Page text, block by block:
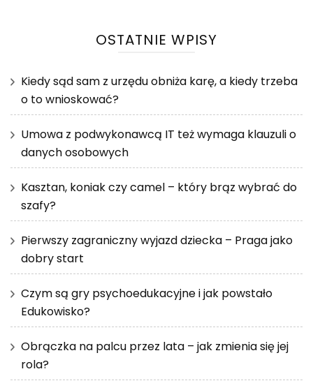
OSTATNIE WPISY
Kiedy sąd sam z urzędu obniża karę, a kiedy trzeba
o to wnioskować?
Umowa z podwykonawcą IT też wymaga klauzuli o
danych osobowych
Kasztan, koniak czy camel – który brąz wybrać do
szafy?
Pierwszy zagraniczny wyjazd dziecka – Praga jako
dobry start
Czym są gry psychoedukacyjne i jak powstało
Edukowisko?
Obrączka na palcu przez lata – jak zmienia się jej
rola?